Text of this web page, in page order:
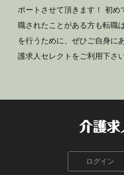
ポートさせて頂きます！ 初
職されたことがある方も転職
を行うために、ぜひご自身に
護求人セレクトをご利用下さ
ログイン